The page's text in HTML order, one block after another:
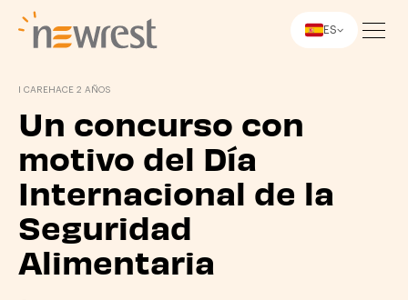
ES
I CARE HACE 2 AÑOS
Un concurso con
motivo del Día
Internacional de la
Seguridad
Alimentaria